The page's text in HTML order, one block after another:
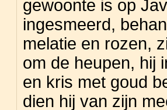
gewoonte is op
ingesmeerd,
melatie en rozen,
om de heupen, hij
en kris met goud
dien hij van zijn